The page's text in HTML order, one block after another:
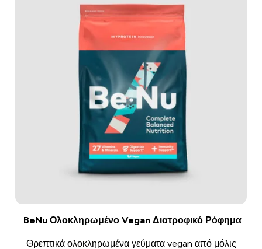
BeNu Ολοκληρωμένο Vegan Διατροφικό Ρόφημα
Θρεπτικά ολοκληρωμένα γεύματα vegan από μόλις